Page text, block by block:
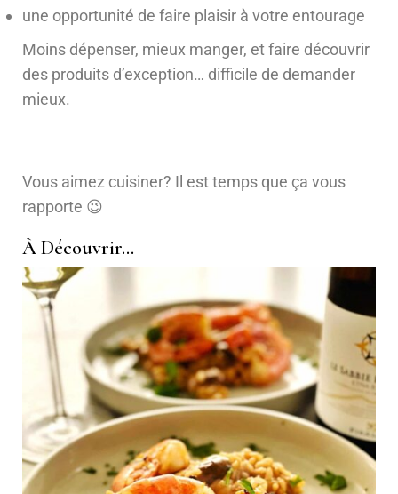
une opportunité de faire plaisir à votre entourage
Moins dépenser, mieux manger, et faire découvrir
des produits d’exception… difficile de demander
mieux.
Vous aimez cuisiner? Il est temps que ça vous
rapporte 😉
À Découvrir…